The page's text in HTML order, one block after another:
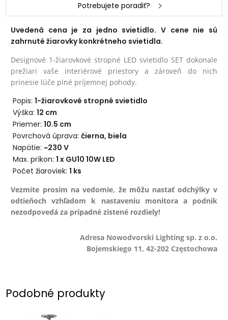
Potrebujete poradiť?
Uvedená cena je za jedno svietidlo. V cene nie sú
zahrnuté žiarovky konkrétneho svietidla.
Designové 1-žiarovkové stropné LED svietidlo SET dokonale
prežiari vaše interiérové priestory a zároveň do nich
prinesie lúče plné príjemnej pohody.
Popis:1-žiarovkové stropné svietidlo
Výška:12 cm
Priemer:10.5 cm
Povrchová úprava:čierna, biela
Napätie:~230 V
Max. príkon:1 x GU10 10W LED
Počet žiaroviek:1 ks
Vezmite prosím na vedomie, že môžu nastať odchýlky v
odtieňoch vzhľadom k nastaveniu monitora a podnik
nezodpovedá za prípadné zistené rozdiely!
Adresa Nowodvorski Lighting sp. z o.o.
Bojemskiego 11, 42-202 Częstochowa
Podobné produkty